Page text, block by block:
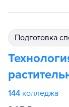
подготовка
144 колледжа